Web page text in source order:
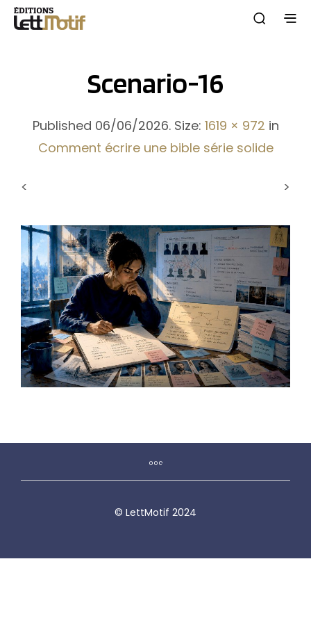
Scenario-16
Published 06/06/2026. Size: 1619 × 972 in
Comment écrire une bible série solide
< >
© LettMotif 2024